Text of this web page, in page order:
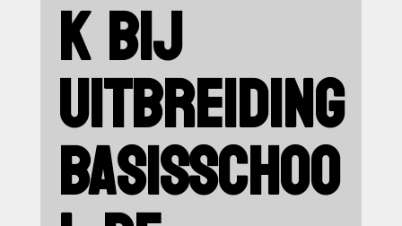
K BIJ
UITBREIDING
BASISSCHOO